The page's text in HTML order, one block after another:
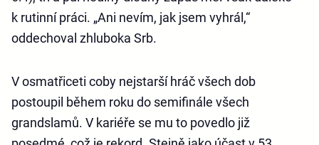
k rutinní práci. „Ani nevím, jak jsem vyhrál,“
oddechoval zhluboka Srb.
V osmatřiceti coby nejstarší hráč všech dob
postoupil během roku do semifinále všech
grandslamů. V kariéře se mu to povedlo již